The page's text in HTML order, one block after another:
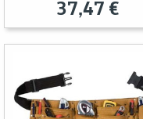
37,47 €